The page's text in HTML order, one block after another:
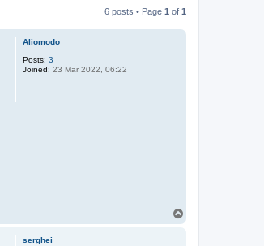
6 posts • Page 1 of 1
Aliomodo
Posts: 3
Joined: 23 Mar 2022, 06:22
serghei